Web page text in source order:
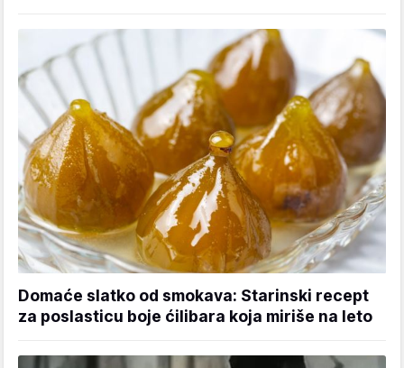
Domaće slatko od smokava: Starinski recept
za poslasticu boje ćilibara koja miriše na leto